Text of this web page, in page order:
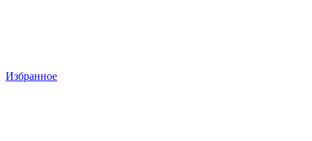
Избранное